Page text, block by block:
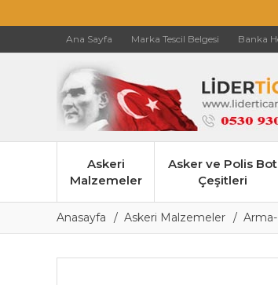
Ana Sayfa Marka Tescil Belgesi Banka
Askeri
Malzemeler
Asker ve Polis Bot
Çeşitleri
Anasayfa Askeri Malzemeler